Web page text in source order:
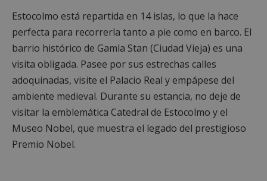
Estocolmo está repartida en 14 islas, lo que la hace
perfecta para recorrerla tanto a pie como en barco. El
barrio histórico de Gamla Stan (Ciudad Vieja) es una
visita obligada. Pasee por sus estrechas calles
adoquinadas, visite el Palacio Real y empápese del
ambiente medieval. Durante su estancia, no deje de
visitar la emblemática Catedral de Estocolmo y el
Museo Nobel, que muestra el legado del prestigioso
Premio Nobel.